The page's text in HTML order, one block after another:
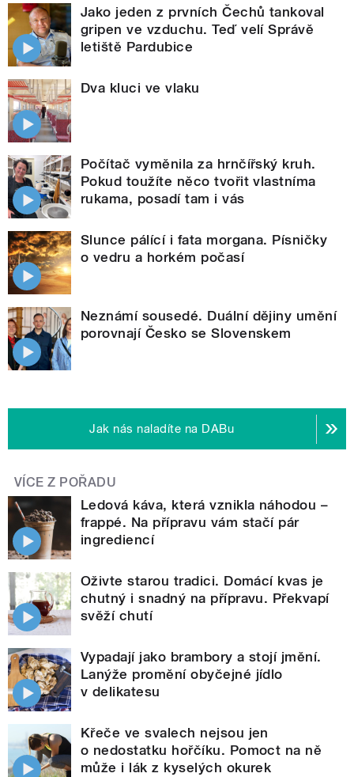
Jako jeden z prvních Čechů tankoval
gripen ve vzduchu. Teď velí Správě
letiště Pardubice
Dva kluci ve vlaku
Počítač vyměnila za hrnčířský kruh.
Pokud toužíte něco tvořit vlastníma
rukama, posadí tam i vás
Slunce pálící i fata morgana. Písničky
o vedru a horkém počasí
Neznámí sousedé. Duální dějiny umění
porovnají Česko se Slovenskem
Jak nás naladíte na DABu
VÍCE Z POŘADU
Ledová káva, která vznikla náhodou –
frappé. Na přípravu vám stačí pár
ingrediencí
Oživte starou tradici. Domácí kvas je
chutný i snadný na přípravu. Překvapí
svěží chutí
Vypadají jako brambory a stojí jmění.
Lanýže promění obyčejné jídlo
v delikatesu
Křeče ve svalech nejsou jen
o nedostatku hořčíku. Pomoct na ně
může i lák z kyselých okurek